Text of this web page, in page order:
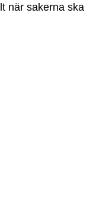
när sakerna ska